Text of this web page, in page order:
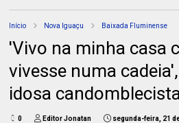
Início Nova Iguaçu Baixada Fluminense
'Vivo na minha casa
vivesse numa
idosa
0 Editor Jonatan segunda-feira, 21